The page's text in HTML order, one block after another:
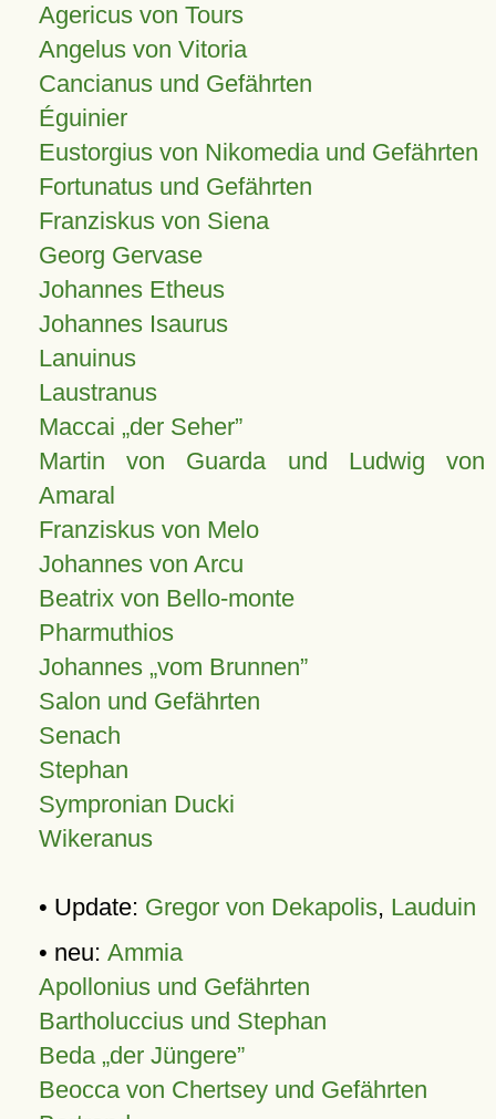
Agericus von Tours
Angelus von Vitoria
Cancianus und Gefährten
Éguinier
Eustorgius von Nikomedia und Gefährten
Fortunatus und Gefährten
Franziskus von Siena
Georg Gervase
Johannes Etheus
Johannes Isaurus
Lanuinus
Laustranus
Maccai „der Seher”
Martin von Guarda und Ludwig von
Amaral
Franziskus von Melo
Johannes von Arcu
Beatrix von Bello-monte
Pharmuthios
Johannes vom Brunnen
Salon und Gefährten
Senach
Stephan
Sympronian Ducki
Wikeranus
• Update: Gregor von Dekapolis, Lauduin
• neu: Ammia
Apollonius und Gefährten
Bartholuccius und Stephan
Beda „der Jüngere”
Beocca von Chertsey und Gefährten